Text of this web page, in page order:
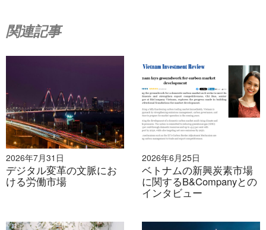
え、2桁の年平均成長率（CAGR）で成長すると予想さ
れています。
傾向としては、3 つの重要なポイントが見られます。
– First is the shift from standalone products to
integrated ecosystems, especially in device groups
such as central control, security, and energy
management.
– Second is the increasingly important role of energy
saving and safety, as consumers are paying more
remote monitoring.
関連記事
2026年7月31日
デジタル変革の文脈にお
ける労働市場
2026年6月25日
ベトナムの新興炭素市場
に関するB&Companyとの
インタビュー